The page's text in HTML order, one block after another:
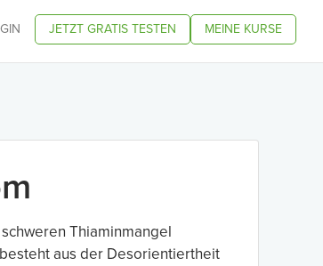
JETZT GRATIS TESTEN MEINE KURSE
Thiaminmangel
aus der Desorientiertheit